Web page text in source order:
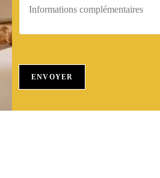
ENVOYER